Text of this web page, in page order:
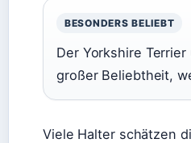
BESONDERS BELIEBT
Der Yorkshire
großer Beliebtheit,
Viele Halter schätzen